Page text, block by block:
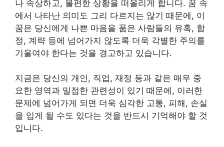
나 속상하고, 불편한 상황을 떠올리게 합니다. 꿈 속
에서 나타난 의미도 그리 다르지는 않기 때문에, 이
꿈은 당신에게 나쁜 마음을 품은 사람들의 유혹, 함
정, 계략 등에 넘어가지 않도록 더욱 각별한 주의를
기울여야 한다는 것을 경고하고 있습니다.
지금은 당신의 개인, 직업, 재정 등과 같은 매우 중
요한 영역과 밀접한 관련성이 있기 때문에, 이러한
문제에 넘어가게 되면 더욱 심각한 고통, 피해, 손실
을 입게 될 수도 있다는 것을 반드시 기억해야 할 것
입니다.